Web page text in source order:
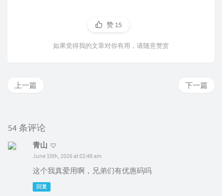
赞 15
如果觉得我的文章对你有用，请随意赞赏
下一篇
上一篇
54 条评论
青山
June 10th, 2026 at 02:48 am
这个我真爱用啊，兄弟们有优惠码吗
回复